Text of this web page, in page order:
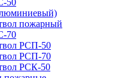
50
пожарный
70
РСП-50
РСП-70
РСК-50